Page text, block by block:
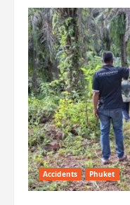
Série
de
coups
de
filet
contre
les
sociétés
de
prête‑nom
et
les
occupations
illégales
Accidents Phuket